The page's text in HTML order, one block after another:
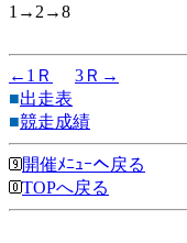
1→2→8
←1Ｒ
3Ｒ→
■出走表
■競走成績
開催ﾒﾆｭｰへ戻る
TOPへ戻る